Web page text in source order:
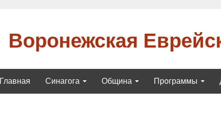
Воронежская
Главная Синагога Община Программы